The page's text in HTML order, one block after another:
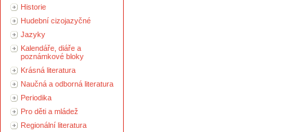
Historie
Hudební cizojazyčné
Jazyky
Kalendáře, diáře a
poznámkové bloky
Krásná literatura
Naučná a odborná literatura
Periodika
Pro děti a mládež
Regionální literatura